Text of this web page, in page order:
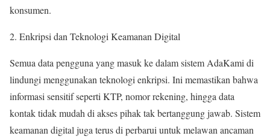
konsumen.
Enkripsi dan Teknologi Keamanan Digital
Semua data pengguna yang masuk ke dalam sistem AdaKami di
lindungi menggunakan teknologi enkripsi. Ini memastikan bahwa
informasi sensitif seperti KTP, nomor rekening, hingga data
kontak tidak mudah di akses pihak tak bertanggung jawab. Sistem
keamanan digital juga terus di perbarui untuk melawan ancaman